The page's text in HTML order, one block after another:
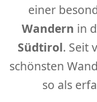
einer
Wandern in
Südtirol. Seit
schönsten
so als